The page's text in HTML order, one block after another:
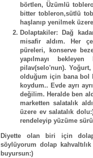
börtlen, Üzümlü
bitter tobleron,sütlü
haşlanıp yenilmek
Dolaptakiler: Dağ
misafir aldım. Her
püreleri, konserve
yapılmayı
pilav(selo'nun).
olduğum için bana bol
koydum.. Evde ayrı
değilim. Heralde ben
marketten salatalık
üzere ev salatalık
rendeleyip yüzüme
Diyette olan biri için
söylüyorum dolap
buyursun:)